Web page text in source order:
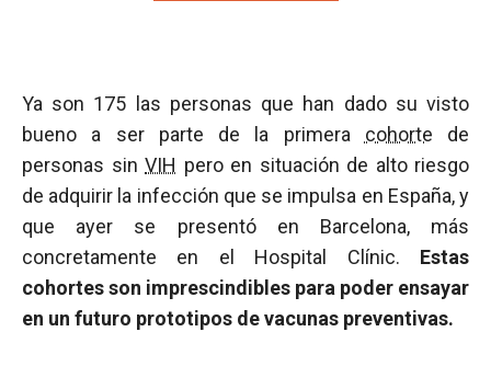
Ya son 175 las personas que han dado su visto
bueno a ser parte de la primera cohorte de
personas sin VIH pero en situación de alto riesgo
de adquirir la infección que se impulsa en España, y
que ayer se presentó en Barcelona, más
concretamente en el Hospital Clínic. Estas
cohortes son imprescindibles para poder ensayar
en un futuro prototipos de vacunas preventivas.